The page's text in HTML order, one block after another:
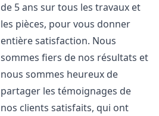
de 5 ans sur tous les travaux et
les pièces, pour vous donner
entière satisfaction. Nous
sommes fiers de nos résultats et
nous sommes heureux de
partager les témoignages de
nos clients satisfaits, qui ont